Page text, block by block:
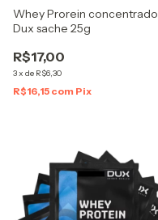
Whey Prorein concentrado
Dux sache 25g
R$17,00
3x de R$6,30
R$16,15 com Pix